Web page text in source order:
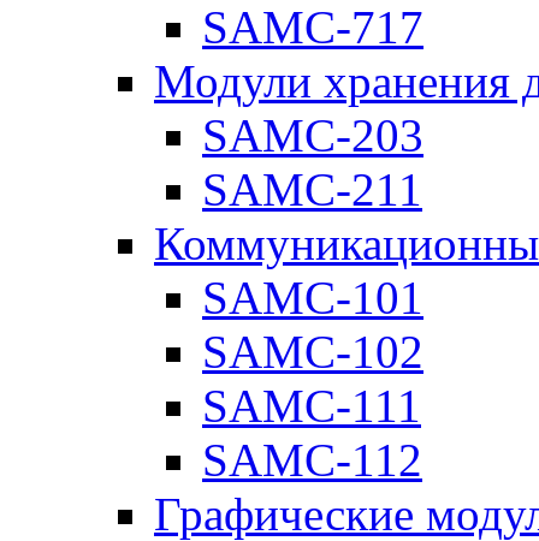
SAMC-717
Модули хранения
SAMC-203
SAMC-211
SAMC-101
SAMC-102
SAMC-111
SAMC-112
Графические